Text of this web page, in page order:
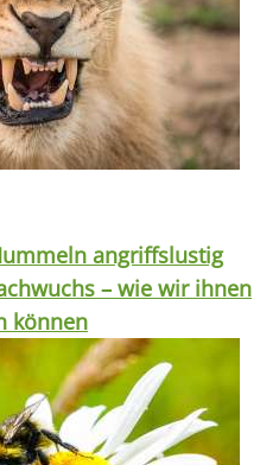
angriffslustig
– wie wir ihnen
können